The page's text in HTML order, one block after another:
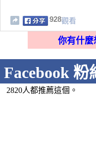
928觀看
你有什麼
Facebook 粉
2820人都推薦這個。